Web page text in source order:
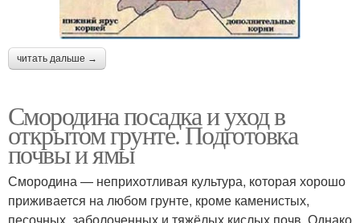
читать дальше →
Смородина посадка и уход в
открытом грунте. Подготовка
почвы и ямы
Смородина — неприхотливая культура, которая хорошо
приживается на любом грунте, кроме каменистых,